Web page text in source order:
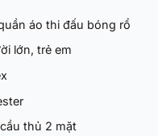
áo thi đấu bóng rổ
lớn, trẻ em
thủ 2 mặt